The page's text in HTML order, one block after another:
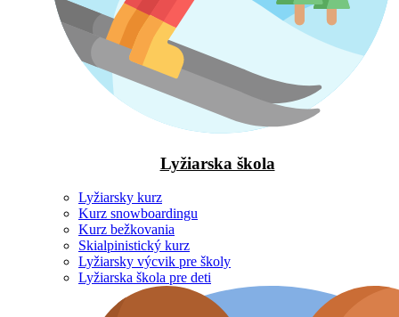
Lyžiarska škola
Lyžiarsky kurz
Kurz snowboardingu
Kurz bežkovania
Skialpinistický kurz
Lyžiarsky výcvik pre školy
Lyžiarska škola pre deti